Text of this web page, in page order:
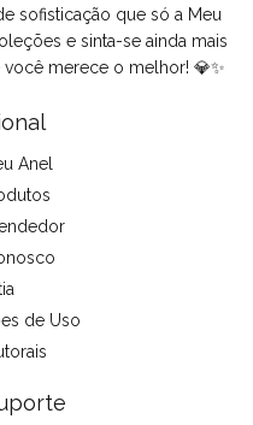
sofisticação que só a Meu
e sinta-se ainda mais
merece o melhor! 💎✨
Anel
de Uso